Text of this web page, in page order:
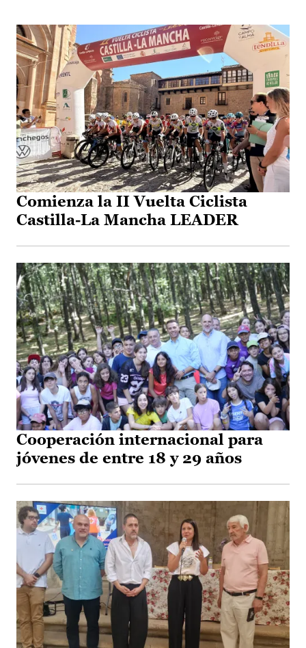
Comienza la II Vuelta Ciclista
Castilla-La Mancha LEADER
Cooperación internacional para
jóvenes de entre 18 y 29 años